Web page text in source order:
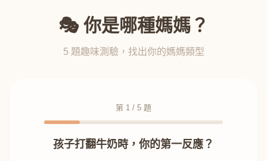
🎭 你是哪種媽媽？
5 題趣味測驗，找出你的媽媽類型
第 1 / 5 題
孩子打翻牛奶時，你的第一反應？